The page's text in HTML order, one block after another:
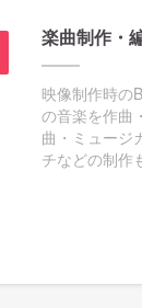
楽曲制作・
映像制作時の
の音楽を作曲
曲・ミュージ
チなどの制作